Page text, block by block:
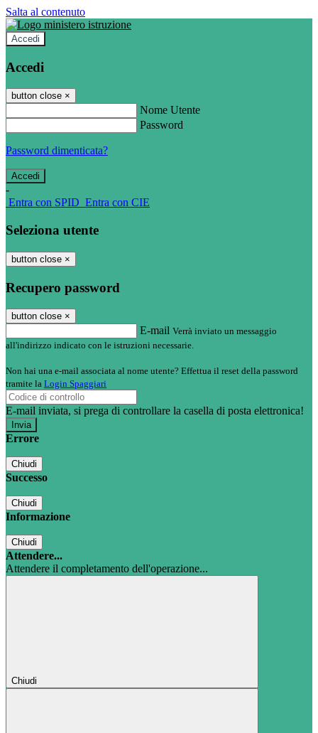
Salta al contenuto
Accedi
Accedi
button close ×
Nome Utente
Password
Password dimenticata?
-
Entra con SPID Entra con CIE
Seleziona utente
button close ×
Recupero password
button close ×
E-mail Verrà inviato un messaggio
all'indirizzo indicato con le istruzioni necessarie.
Non hai una e-mail associata al nome utente? Effettua il reset della password
tramite la Login Spaggiari
E-mail inviata, si prega di controllare la casella di posta elettronica!
Errore
Chiudi
Successo
Chiudi
Informazione
Chiudi
Attendere...
Attendere il completamento dell'operazione...
Chiudi